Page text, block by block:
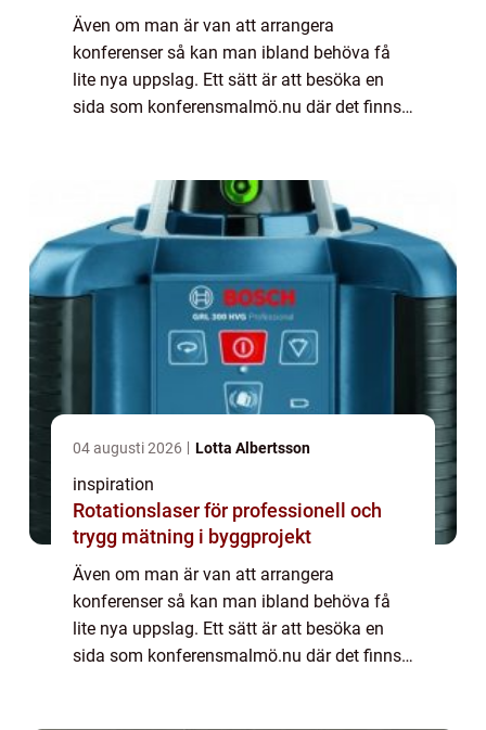
Även om man är van att arrangera
konferenser så kan man ibland behöva få
lite nya uppslag. Ett sätt är att besöka en
sida som konferensmalmö.nu där det finns
04 augusti 2026 Lotta Albertsson
inspiration
Rotationslaser för professionell och
trygg mätning i byggprojekt
Även om man är van att arrangera
konferenser så kan man ibland behöva få
lite nya uppslag. Ett sätt är att besöka en
sida som konferensmalmö.nu där det finns